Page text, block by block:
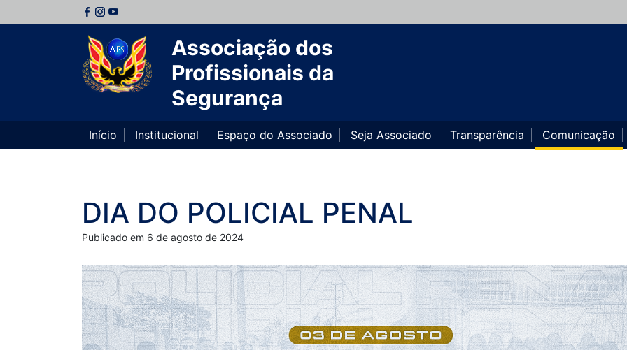
Associação dos
Profissionais da
Segurança
Início Institucional Espaço do Associado Seja Associado Transparência Comunicação
DIA DO POLICIAL PENAL
Publicado em 6 de agosto de 2024